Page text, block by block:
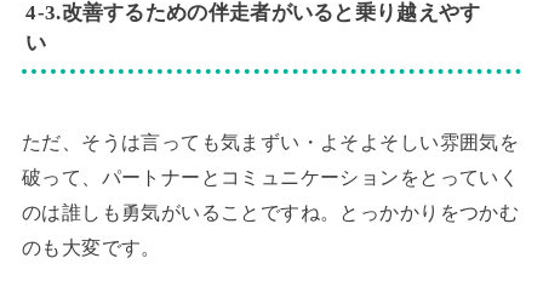
4‐3.改善するための伴走者がいると乗り越えやす
い
ただ、そうは言っても気まずい・よそよそしい雰囲気を
破って、パートナーとコミュニケーションをとっていく
のは誰しも勇気がいることですね。とっかかりをつかむ
のも大変です。